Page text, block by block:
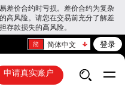
差价合约时亏损。差价合约为复杂
高风险。请您在交易前充分了解差
存款损失的高风险。
简体中文 登录
申请真实账户